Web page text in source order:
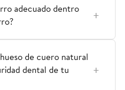
adecuado dentro
de cuero natural
dental de tu